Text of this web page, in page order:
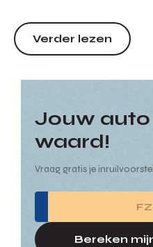
recyclingbijdrage en leges. Er is
Verder lezen
Jouw auto
waard!
Vraag gratis je
Bereken